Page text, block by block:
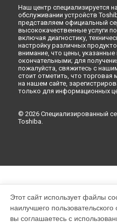
Наш центр специализируется
обслуживании устройств
представляем официальный
высококачественные услуги
включая диагностику,
настройку различных
внимание, что цены,
окончательными; для
пожалуйста, свяжитесь с
стоит отметить, что торговая
на нашем сайте,
только для информационных
© 2026 Специализированный
Toshiba.
Этот сайт использует файлы
наилучшего
вы соглашаетесь с